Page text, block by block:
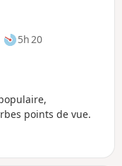
5h 20
points de vue.